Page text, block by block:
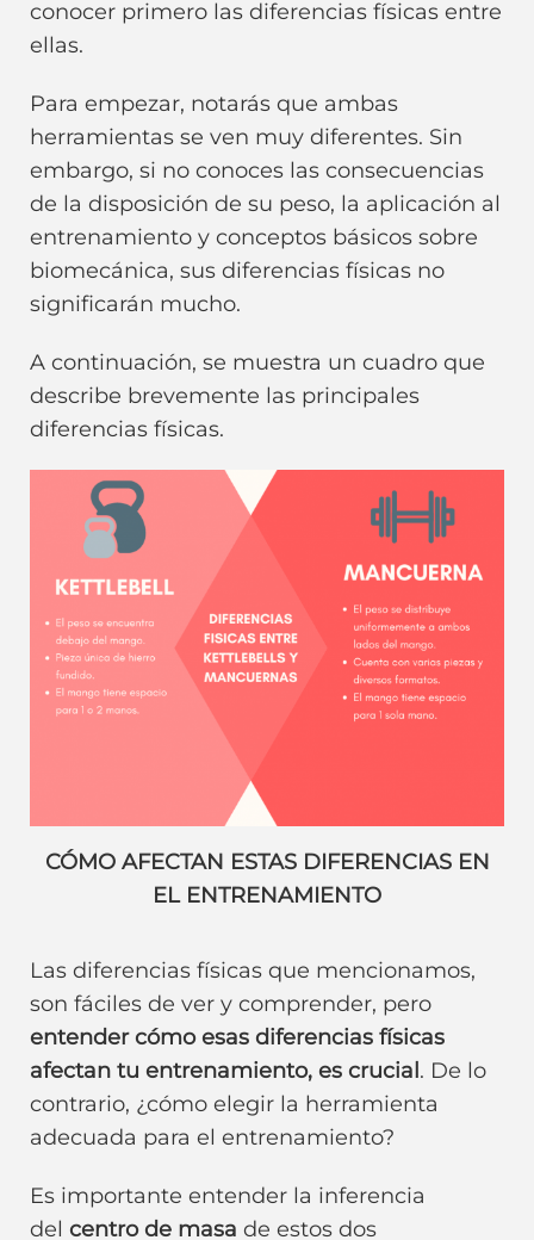
conocer primero las diferencias físicas entre
ellas.
Para empezar, notarás que ambas
herramientas se ven muy diferentes. Sin
embargo, si no conoces las consecuencias
de la disposición de su peso, la aplicación al
entrenamiento y conceptos básicos sobre
biomecánica, sus diferencias físicas no
significarán mucho.
A continuación, se muestra un cuadro que
describe brevemente las principales
diferencias físicas.
CÓMO AFECTAN ESTAS DIFERENCIAS EN
EL ENTRENAMIENTO
Las diferencias físicas que mencionamos,
son fáciles de ver y comprender, pero
entender cómo esas diferencias físicas
afectan tu entrenamiento, es crucial . De lo
contrario, ¿cómo elegir la herramienta
adecuada para el entrenamiento?
Es importante entender la inferencia
del centro de masa de estos dos